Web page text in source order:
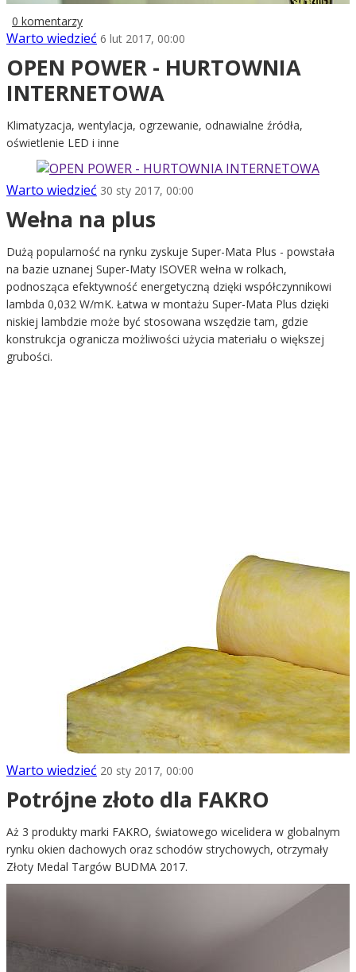
0 komentarzy
Warto wiedzieć 6 lut 2017, 00:00
OPEN POWER - HURTOWNIA
INTERNETOWA
Klimatyzacja, wentylacja, ogrzewanie, odnawialne źródła,
oświetlenie LED i inne
Warto wiedzieć 30 sty 2017, 00:00
Wełna na plus
Dużą popularność na rynku zyskuje Super-Mata Plus - powstała
na bazie uznanej Super-Maty ISOVER wełna w rolkach,
podnosząca efektywność energetyczną dzięki współczynnikowi
lambda 0,032 W/mK. Łatwa w montażu Super-Mata Plus dzięki
niskiej lambdzie może być stosowana wszędzie tam, gdzie
konstrukcja ogranicza możliwości użycia materiału o większej
grubości.
Warto wiedzieć 20 sty 2017, 00:00
Potrójne złoto dla FAKRO
Aż 3 produkty marki FAKRO, światowego wicelidera w globalnym
rynku okien dachowych oraz schodów strychowych, otrzymały
Złoty Medal Targów BUDMA 2017.